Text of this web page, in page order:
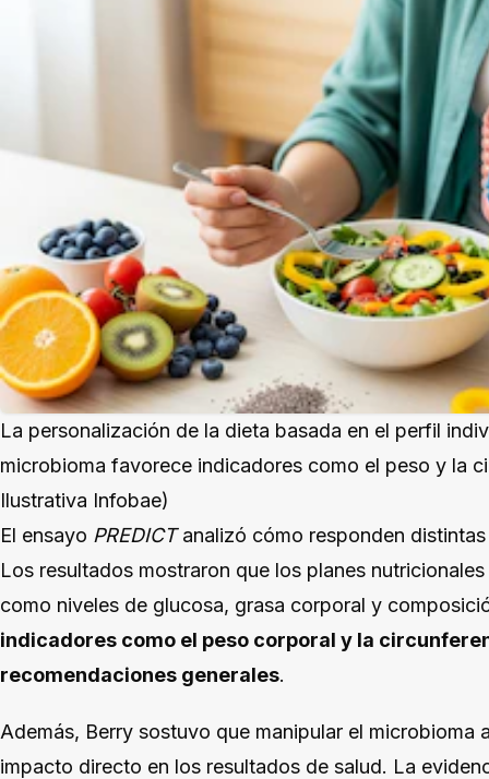
La personalización de la dieta basada en el perfil
microbioma favorece indicadores como el peso y la
Ilustrativa Infobae)
El ensayo PREDICTanalizó cómo responden
Los resultados mostraron que los planes
como niveles de glucosa, grasa corporal y
indicadores como el peso corporal y la
recomendaciones generales.
Además, Berry sostuvo que manipular el microbioma
impacto directo en los resultados de salud. La